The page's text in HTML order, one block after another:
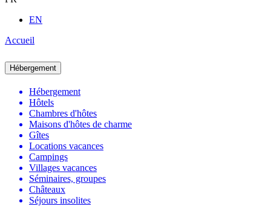
EN
Accueil
Hébergement
Hébergement
Hôtels
Chambres d'hôtes
Maisons d'hôtes de charme
Gîtes
Locations vacances
Campings
Villages vacances
Séminaires, groupes
Châteaux
Séjours insolites